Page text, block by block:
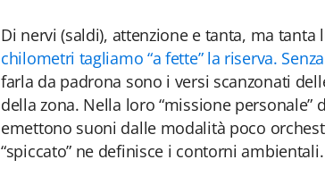
Di nervi (saldi), attenzione e tanta, ma tanta
chilometri tagliamo “a fette” la riserva.
farla da padrona sono i versi scanzonati
della zona. Nella loro “missione personale”
emettono suoni dalle modalità poco
“spiccato” ne definisce i contorni ambientali.